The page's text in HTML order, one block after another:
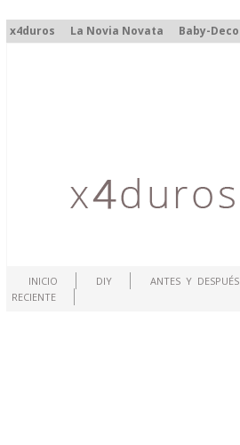
x4duros La Novia Novata Baby-Deco
INICIO DIY ANTES Y DESPUÉS
RECIENTE